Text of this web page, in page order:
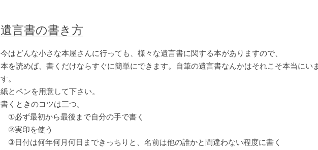
遺言書の書き方
今はどんな小さな本屋さんに行っても、様々な遺言書に関する本がありますので、
本を読めば、書くだけならすぐに簡単にできます。自筆の遺言書なんかはそれこそ本当にい
す。
紙とペンを用意して下さい。
書くときのコツは三つ。
①必ず最初から最後まで自分の手で書く
②実印を使う
③日付は何年何月何日まできっちりと、名前は他の誰かと間違わない程度に書く